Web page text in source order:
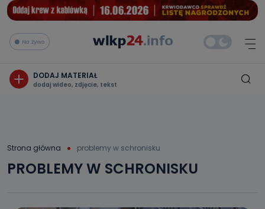
Na żywo
DODAJ MATERIAŁ
dodaj wideo, zdjęcie, tekst
Strona główna problemy w schronisku
PROBLEMY W SCHRONISKU